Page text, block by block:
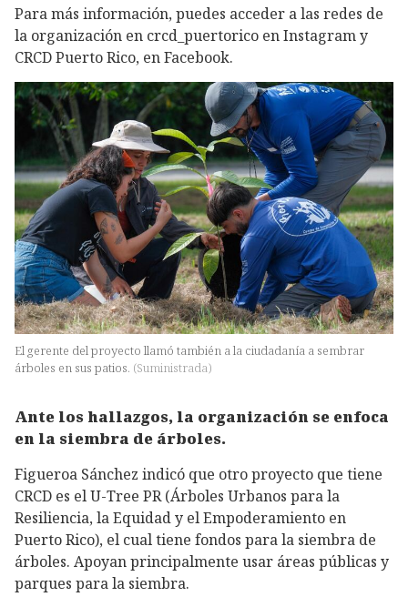
Para más información, puedes acceder a las redes de
la organización en crcd_puertorico en Instagram y
CRCD Puerto Rico, en Facebook.
El gerente del proyecto llamó también a la ciudadanía a sembrar
árboles en sus patios. (Suministrada)
Ante los hallazgos, la organización se enfoca
en la siembra de árboles.
Figueroa Sánchez indicó que otro proyecto que tiene
CRCD es el U-Tree PR (Árboles Urbanos para la
Resiliencia, la Equidad y el Empoderamiento en
Puerto Rico), el cual tiene fondos para la siembra de
árboles. Apoyan principalmente usar áreas públicas y
parques para la siembra.